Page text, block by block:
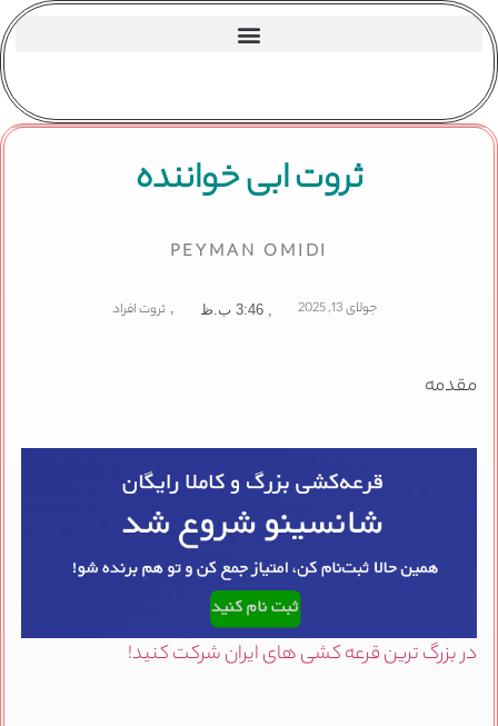
ثروت ابی خواننده
PEYMAN OMIDI
جولای 13, 2025 3:46 ب.ظ , ثروت افراد
مقدمه
در بزرگ ترین قرعه کشی های ایران شرکت کنید!